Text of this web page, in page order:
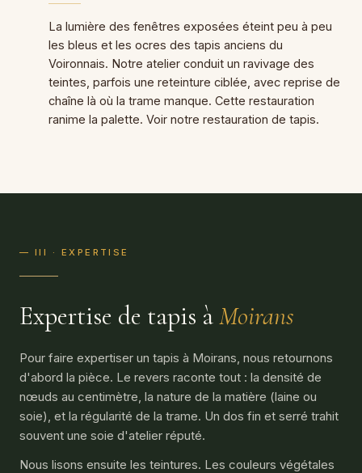
La lumière des fenêtres exposées éteint peu à peu
les bleus et les ocres des tapis anciens du
Voironnais. Notre atelier conduit un ravivage des
teintes, parfois une reteinture ciblée, avec reprise de
chaîne là où la trame manque. Cette restauration
ranime la palette. Voir notre restauration de tapis.
— III · EXPERTISE
Expertise de tapis àMoirans
Pour faire expertiser un tapis à Moirans, nous retournons
d'abord la pièce. Le revers raconte tout : la densité de
nœuds au centimètre, la nature de la matière (laine ou
soie), et la régularité de la trame. Un dos fin et serré trahit
souvent une soie d'atelier réputé.
Nous lisons ensuite les teintures. Les couleurs végétales